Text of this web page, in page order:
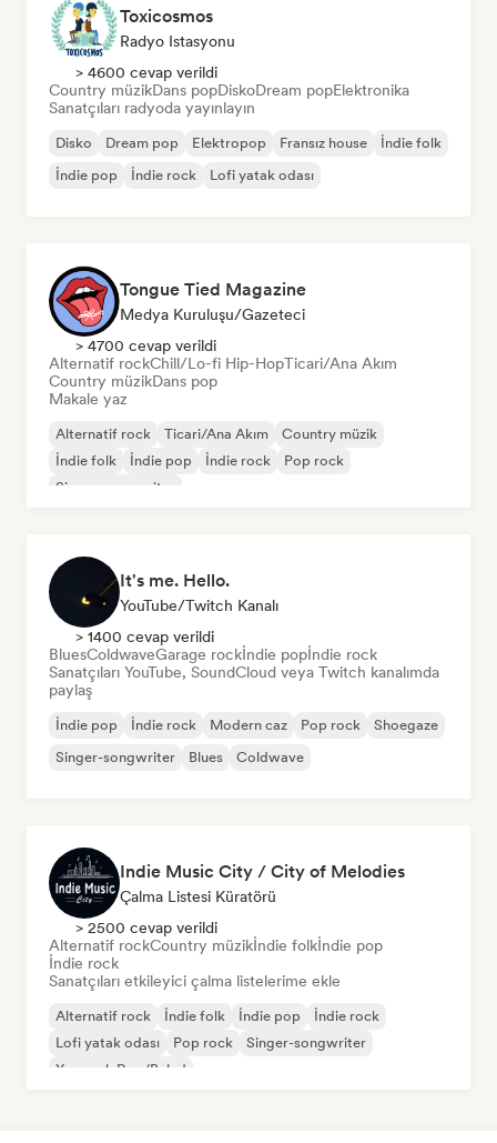
Toxicosmos
Radyo Istasyonu
> 4600 cevap verildi
Country müzikDans popDiskoDream popElektronika
Sanatçıları radyoda yayınlayın
Disko Dream pop Elektropop Fransız house
İndie folk
İndie pop
İndie rock Lofi yatak odası
Tongue Tied Magazine
Medya Kuruluşu/Gazeteci
> 4700 cevap verildi
Alternatif rockChill/Lo-fi Hip-HopTicari/Ana Akım
Country müzikDans pop
Makale yaz
Alternatif rock Ticari/Ana Akım
Country müzik
İndie folk
İndie pop İndie rock
Pop rock
Singer-songwriter
It's me. Hello.
YouTube/Twitch Kanalı
> 1400 cevap verildi
BluesColdwaveGarage rockİndie popİndie rock
Sanatçıları YouTube, SoundCloud veya Twitch kanalımda
paylaş
İndie pop İndie rock Modern caz Pop rock
Shoegaze
Singer-songwriter
Blues Coldwave
Indie Music City / City of Melodies
Çalma Listesi Küratörü
> 2500 cevap verildi
Alternatif rockCountry müzikİndie folkİndie pop
İndie rock
Sanatçıları etkileyici çalma listelerime ekle
Alternatif rock İndie folk İndie pop
İndie rock
Lofi yatak odası
Pop rock
Singer-songwriter
Yumuşak Pop/Balad